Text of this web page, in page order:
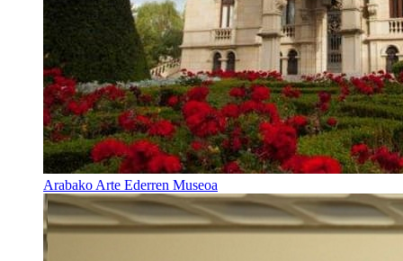
Arabako Arte Ederren Museoa